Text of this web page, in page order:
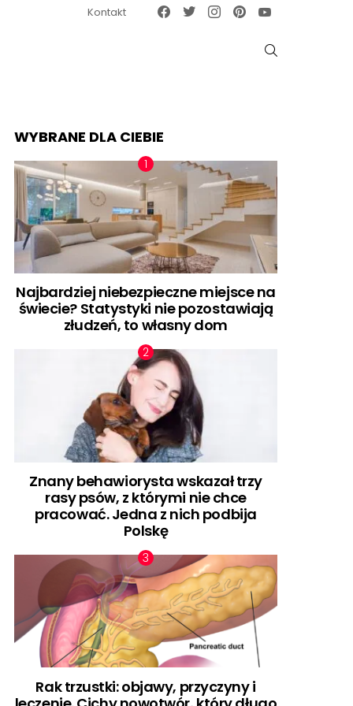
Kontakt Facebook
TwitterInstagram
WYBRANE DLA CIEBIE
Najbardziej niebezpieczne miejsce na
świecie? Statystyki nie pozostawiają
złudzeń, to własny dom
Znany behawiorysta wskazał trzy
rasy psów, z którymi nie chce
pracować. Jedna z nich podbija
Polskę
Rak trzustki: objawy, przyczyny i